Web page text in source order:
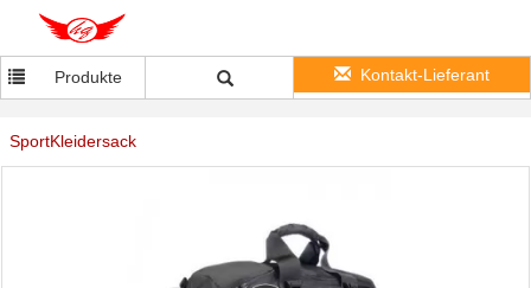
Produkte Kontakt-Lieferant
SportKleidersack